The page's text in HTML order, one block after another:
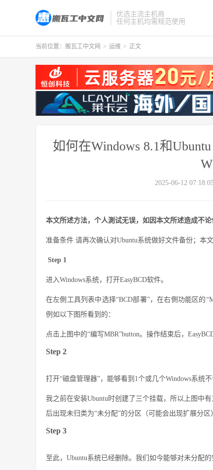
优选主流主机商
任何主机均需规范使用
当前位置： 搬瓦工中文网 > 运维 > 正文
如何在Windows 8.1和
2025-06-12
本文所述方法，个人測试无误，如因本文所述造成不
准备条件 请再次确认对Ubuntu系统做好文件备份；本
Step 1
进入Windows系统，打开EasyBCD软件。
在左側工具列表中选择“BCD部署”，在右側功能区的
例如以下图所看到的：
点击上图中的“编写MBR”button。操作结束后，
Step 2
打开“磁盘管理器”，能够看到1个或几个Windows系统
我之前在安装Ubuntu时创建了三个挂载，所以上图中
后出现未归类为“未分配”的分区（可能会出现扩展分区
Step 3
至此，Ubuntu系统已经删除。我们如今能够对未分配的